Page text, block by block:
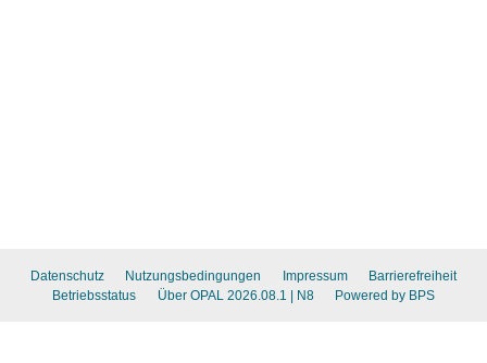
Datenschutz Nutzungsbedingungen Impressum
Barrierefreiheit
Betriebsstatus
Über OPAL 2026.08.1 | N8 Powered by BPS